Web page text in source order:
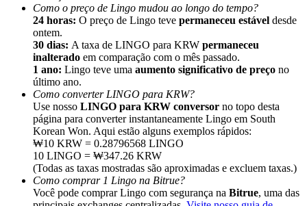
BTC Welcome Rewards
BTC Welcome Rewards
Deposit & Trade BTC to Share 25000 USDT prize pool!
Como o preço de Lingo mudou ao longo do tempo?
24 horas: O preço de Lingo teve permaneceu estável desde
ontem.
30 dias: A taxa de LINGO para KRW permaneceu
inalterado em comparação com o mês passado.
1 ano: Lingo teve uma aumento significativo de preço no
último ano.
Como converter LINGO para KRW?
Use nosso LINGO para KRW conversor no topo desta
página para converter instantaneamente Lingo em South
Korean Won. Aqui estão alguns exemplos rápidos:
₩10 KRW = 0.28796568 LINGO
10 LINGO = ₩347.26 KRW
(Todas as taxas mostradas são aproximadas e excluem taxas.)
Como comprar 1 Lingo na Bitrue?
Você pode comprar Lingo com segurança na Bitrue, uma das